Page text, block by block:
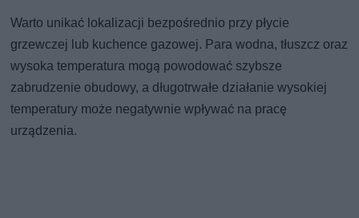
Warto unikać lokalizacji bezpośrednio przy płycie
grzewczej lub kuchence gazowej. Para wodna, tłuszcz oraz
wysoka temperatura mogą powodować szybsze
zabrudzenie obudowy, a długotrwałe działanie wysokiej
temperatury może negatywnie wpływać na pracę
urządzenia.